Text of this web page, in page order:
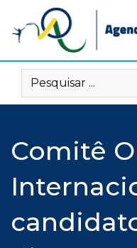
content
Comitê